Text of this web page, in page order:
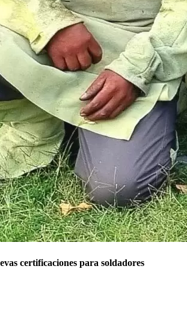
certificaciones para soldadores